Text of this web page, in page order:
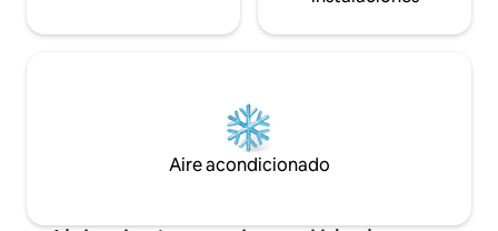
Aire acondicionado